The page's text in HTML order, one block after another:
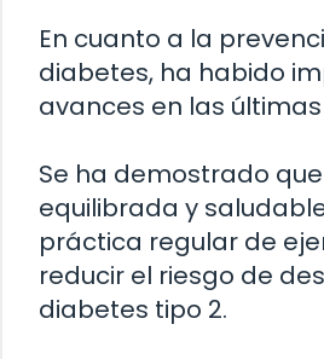
En cuanto a la
diabetes, ha habido
avances en las
Se ha demostrado
equilibrada y
práctica regular de
reducir el riesgo de
diabetes tipo 2.